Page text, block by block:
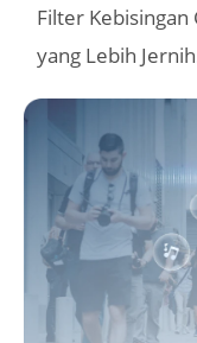
Filter Kebisingan
yang Lebih